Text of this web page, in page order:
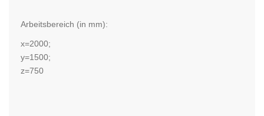
Arbeitsbereich (in mm):
x=2000;
y=1500;
z=750